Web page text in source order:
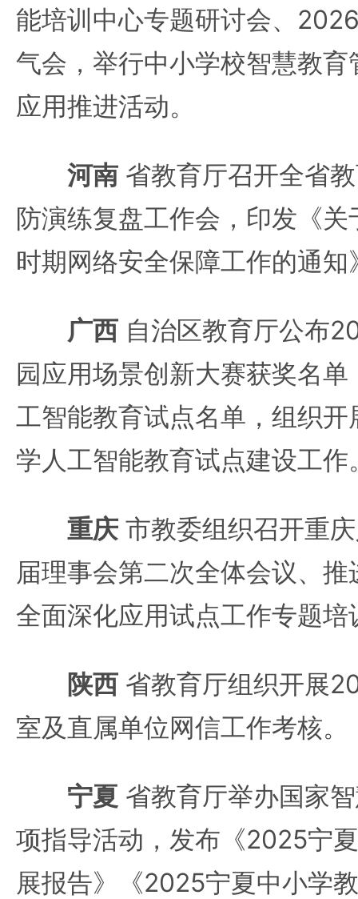
能培训中心专题研讨会、
气会，举行中小学校智慧教
应用推进活动。
河南 省教育厅召开全省
防演练复盘工作会，印发《
时期网络安全保障工作的通知
广西 自治区教育厅公布
园应用场景创新大赛获奖名
工智能教育试点名单，组织
学人工智能教育试点建设工作
重庆 市教委组织召开重
届理事会第二次全体会议、
全面深化应用试点工作专题培
陕西 省教育厅组织开展
室及直属单位网信工作考核。
宁夏 省教育厅举办国家
项指导活动，发布《2025宁
展报告》《2025宁夏中小学